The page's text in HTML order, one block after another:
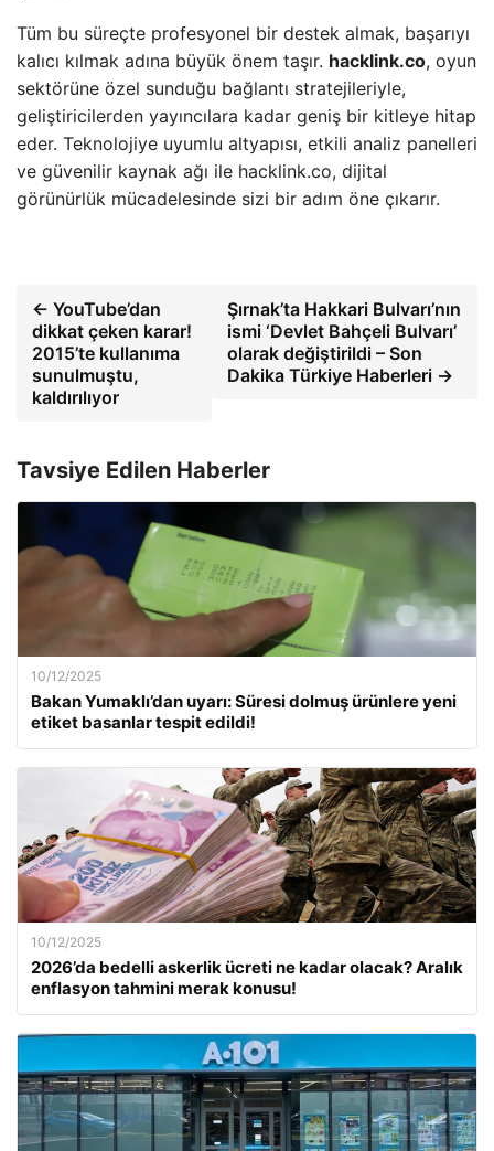
Tüm bu süreçte profesyonel bir destek almak, başarıyı
kalıcı kılmak adına büyük önem taşır. hacklink.co, oyun
sektörüne özel sunduğu bağlantı stratejileriyle,
geliştiricilerden yayıncılara kadar geniş bir kitleye hitap
eder. Teknolojiye uyumlu altyapısı, etkili analiz panelleri
ve güvenilir kaynak ağı ile hacklink.co, dijital
görünürlük mücadelesinde sizi bir adım öne çıkarır.
← YouTube’dan
dikkat çeken karar!
2015’te kullanıma
sunulmuştu,
kaldırılıyor
Şırnak’ta Hakkari Bulvarı’nın
ismi ‘Devlet Bahçeli Bulvarı’
olarak değiştirildi – Son
Dakika Türkiye Haberleri →
Tavsiye Edilen Haberler
10/12/2025
Bakan Yumaklı’dan uyarı: Süresi dolmuş ürünlere yeni
etiket basanlar tespit edildi!
10/12/2025
2026’da bedelli askerlik ücreti ne kadar olacak? Aralık
enflasyon tahmini merak konusu!